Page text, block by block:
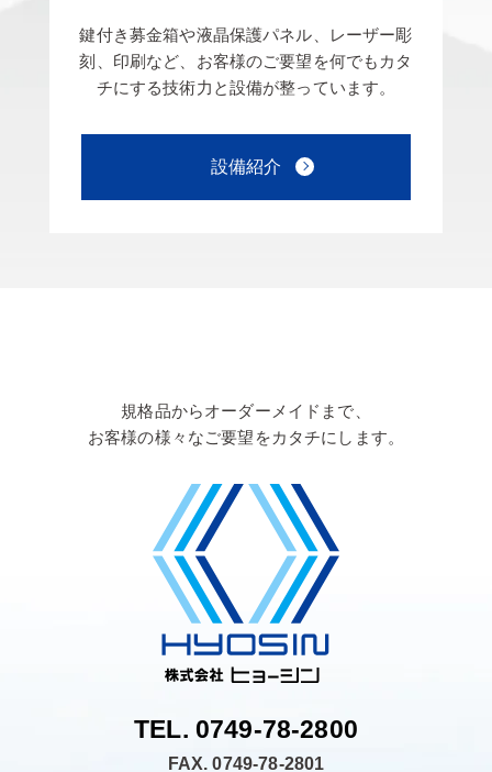
鍵付き募金箱や液晶保護パネル、レーザー彫
刻、印刷など、お客様のご要望を何でもカタ
チにする技術力と設備が整っています。
設備紹介
規格品からオーダーメイドまで、
お客様の様々なご要望をカタチにします。
TEL. 0749-78-2800
FAX. 0749-78-2801